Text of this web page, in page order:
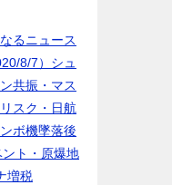
るニュース
8/7）シュ
共振・マス
スク・日航
ボ機墜落後
ト・原爆地
増税